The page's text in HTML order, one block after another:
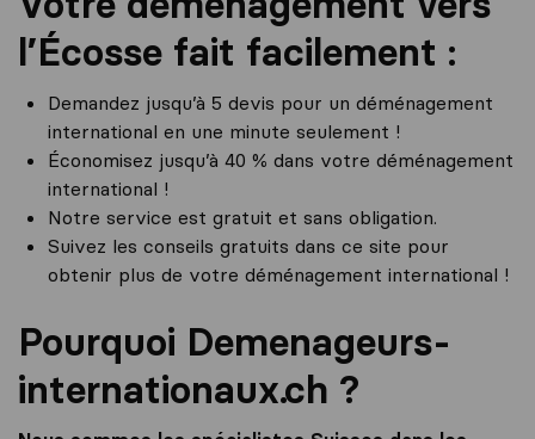
l’Écosse fait facilement :
Demandez jusqu’à 5 devis pour un déménagement
international en une minute seulement !
Économisez jusqu’à 40 % dans votre déménagement
international !
Notre service est gratuit et sans obligation.
Suivez les conseils gratuits dans ce site pour
obtenir plus de votre déménagement international !
Pourquoi Demenageurs-
internationaux.ch ?